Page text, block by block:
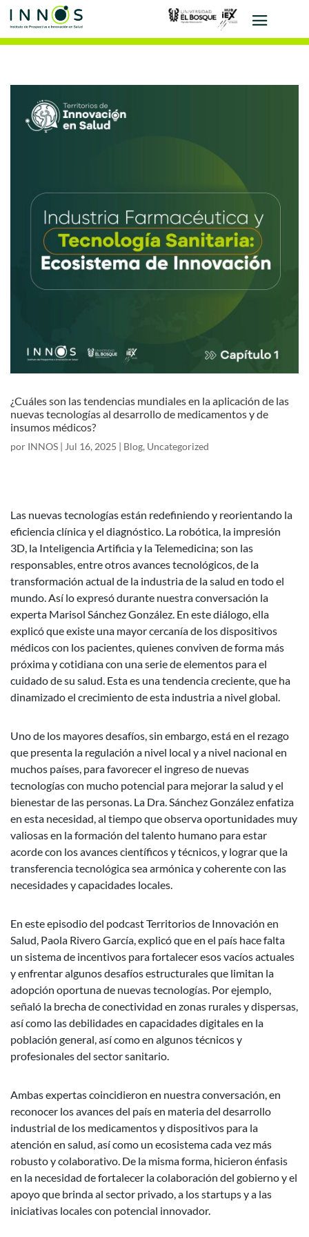
¿Cuáles son las tendencias mundiales en la aplicación de las
nuevas tecnologías al desarrollo de medicamentos y de
insumos médicos?
por INNOS | Jul 16, 2025 | Blog, Uncategorized
Las nuevas tecnologías están redefiniendo y reorientando la
eficiencia clínica y el diagnóstico. La robótica, la impresión
3D, la Inteligencia Artificia y la Telemedicina; son las
responsables, entre otros avances tecnológicos, de la
transformación actual de la industria de la salud en todo el
mundo. Así lo expresó durante nuestra conversación la
experta Marisol Sánchez González. En este diálogo, ella
explicó que existe una mayor cercanía de los dispositivos
médicos con los pacientes, quienes conviven de forma más
próxima y cotidiana con una serie de elementos para el
cuidado de su salud. Esta es una tendencia creciente, que ha
dinamizado el crecimiento de esta industria a nivel global.
Uno de los mayores desafíos, sin embargo, está en el rezago
que presenta la regulación a nivel local y a nivel nacional en
muchos países, para favorecer el ingreso de nuevas
tecnologías con mucho potencial para mejorar la salud y el
bienestar de las personas. La Dra. Sánchez González enfatiza
en esta necesidad, al tiempo que observa oportunidades muy
valiosas en la formación del talento humano para estar
acorde con los avances científicos y técnicos, y lograr que la
transferencia tecnológica sea armónica y coherente con las
necesidades y capacidades locales.
En este episodio del podcast Territorios de Innovación en
Salud, Paola Rivero García, explicó que en el país hace falta
un sistema de incentivos para fortalecer esos vacíos actuales
y enfrentar algunos desafíos estructurales que limitan la
adopción oportuna de nuevas tecnologías. Por ejemplo,
señaló la brecha de conectividad en zonas rurales y dispersas,
así como las debilidades en capacidades digitales en la
población general, así como en algunos técnicos y
profesionales del sector sanitario.
Ambas expertas coincidieron en nuestra conversación, en
reconocer los avances del país en materia del desarrollo
industrial de los medicamentos y dispositivos para la
atención en salud, así como un ecosistema cada vez más
robusto y colaborativo. De la misma forma, hicieron énfasis
en la necesidad de fortalecer la colaboración del gobierno y el
apoyo que brinda al sector privado, a los startups y a las
iniciativas locales con potencial innovador.